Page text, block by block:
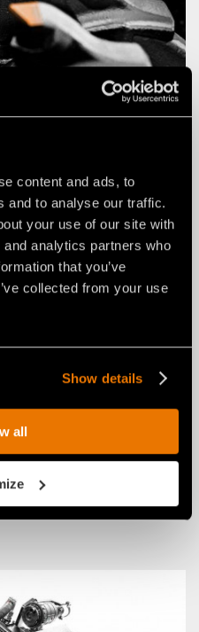
content and ads, to
and to analyse our traffic.
your use of our site with
analytics partners who
that you’ve
collected from your use
Show details
all